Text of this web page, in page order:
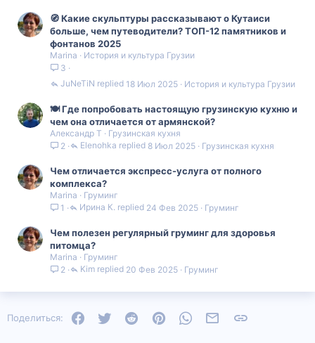
🧭 Какие скульптуры рассказывают о Кутаиси
больше, чем путеводители? ТОП-12 памятников и
фонтанов 2025
Marina
История и культура Грузии
3
История и культура Грузии
18 Июл 2025
JuNeTiN
🍽️ Где попробовать настоящую грузинскую кухню и
чем она отличается от армянской?
Александр Т
Грузинская кухня
2
Грузинская кухня
8 Июл 2025
Elenohka
Чем отличается экспресс-услуга от полного
комплекса?
Marina
Груминг
1
Груминг
24 Фев 2025
Ирина К.
Чем полезен регулярный груминг для здоровья
питомца?
Marina
Груминг
2
Груминг
20 Фев 2025
Kim
Поделиться: FacebookTwitter Reddit PinterestWhatsAppЭлектронная почта